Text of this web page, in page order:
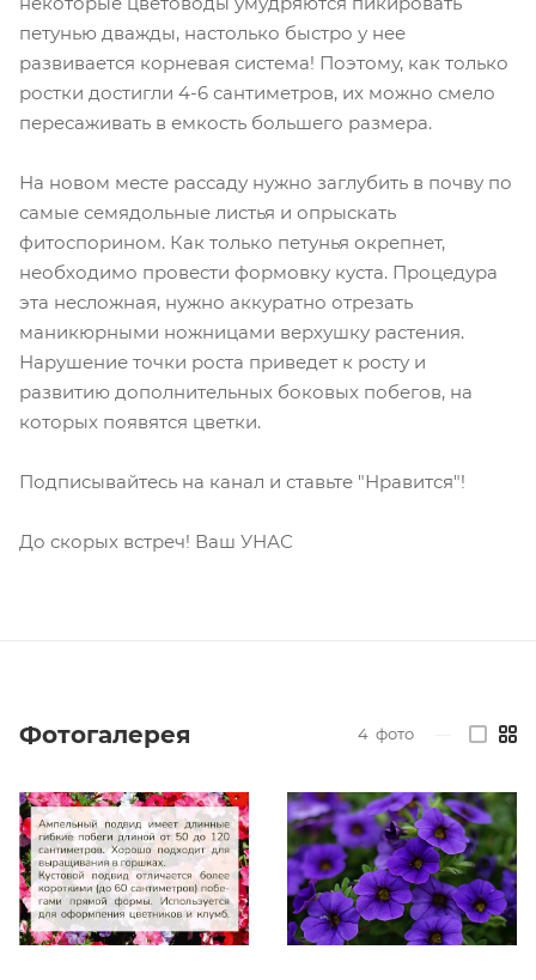
петунью дважды, настолько быстро у нее
развивается корневая система! Поэтому, как только
ростки достигли 4-6 сантиметров, их можно смело
пересаживать в емкость большего размера.
На новом месте рассаду нужно заглубить в почву по
самые семядольные листья и опрыскать
фитоспорином. Как только петунья окрепнет,
необходимо провести формовку куста. Процедура
эта несложная, нужно аккуратно отрезать
маникюрными ножницами верхушку растения.
Нарушение точки роста приведет к росту и
развитию дополнительных боковых побегов, на
которых появятся цветки.
Подписывайтесь на канал и ставьте "Нравится"!
До скорых встреч! Ваш УНАС
Фотогалерея 4 фото